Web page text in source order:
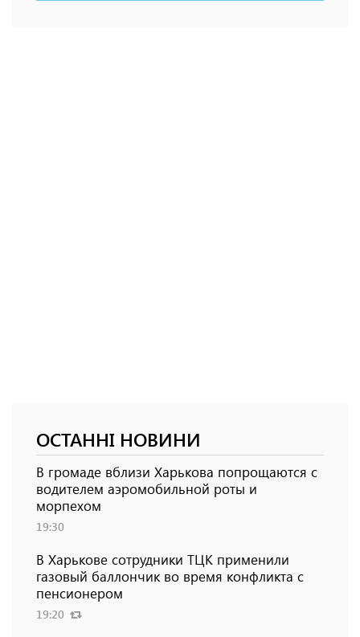
ОСТАННІ НОВИНИ
В громаде вблизи Харькова попрощаются с
водителем аэромобильной роты и
морпехом
19:30
В Харькове сотрудники ТЦК применили
газовый баллончик во время конфликта с
пенсионером
19:20